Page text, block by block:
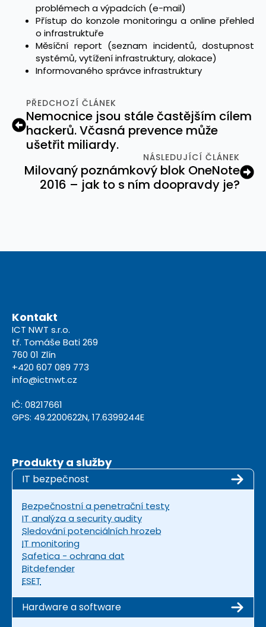
problémech a výpadcích (e-mail)
Přístup do konzole monitoringu a online přehled
o infrastruktuře
Měsíční report (seznam incidentů, dostupnost
systémů, vytížení infrastruktury, alokace)
Informovaného správce infrastruktury
PŘEDCHOZÍ ČLÁNEK
Nemocnice jsou stále častějším cílem
hackerů. Včasná prevence může
ušetřit miliardy.
NÁSLEDUJÍCÍ ČLÁNEK
Milovaný poznámkový blok OneNote
2016 – jak to s ním doopravdy je?
Kontakt
ICT NWT s.r.o.
tř. Tomáše Bati 269
760 01 Zlín
+420 607 089 773
info@ictnwt.cz
IČ: 08217661
GPS: 49.2200622N, 17.6399244E
Produkty a služby
IT bezpečnost
Bezpečnostní a penetrační testy
IT analýza a security audity
Sledování potenciálních hrozeb
IT monitoring
Safetica - ochrana dat
Bitdefender
ESET
Hardware a software